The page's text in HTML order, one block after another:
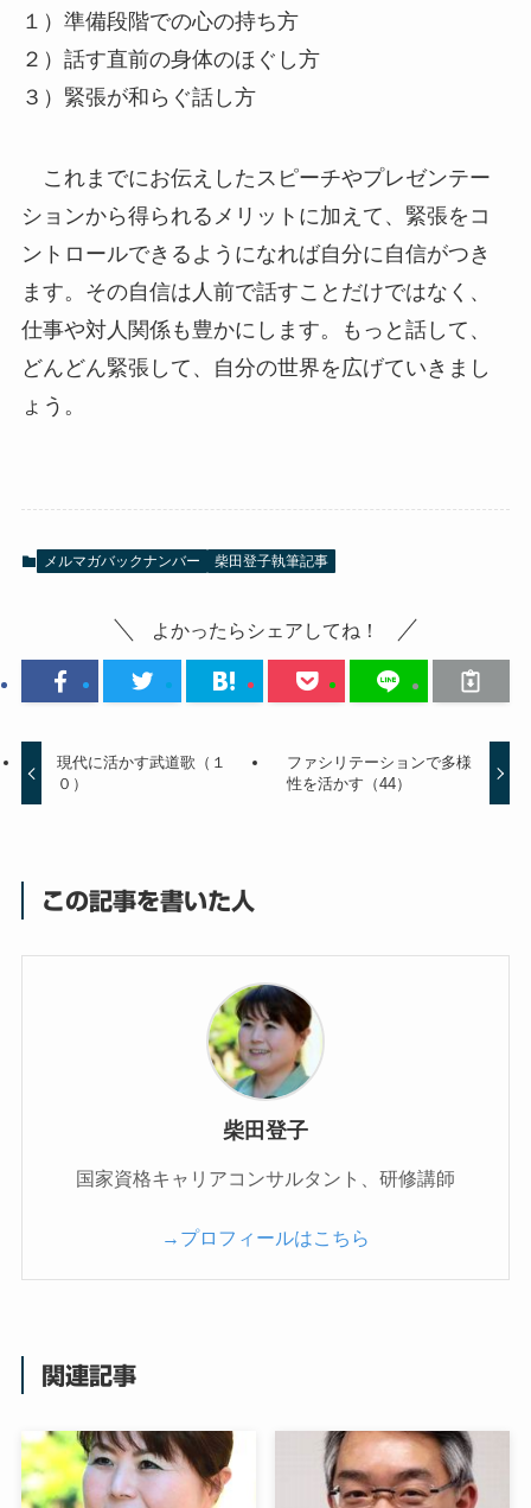
１）準備段階での心の持ち方
２）話す直前の身体のほぐし方
３）緊張が和らぐ話し方
これまでにお伝えしたスピーチやプレゼンテー
ションから得られるメリットに加えて、緊張をコ
ントロールできるようになれば自分に自信がつき
ます。その自信は人前で話すことだけではなく、
仕事や対人関係も豊かにします。もっと話して、
どんどん緊張して、自分の世界を広げていきまし
ょう。
メルマガバックナンバー 柴田登子執筆記事
よかったらシェアしてね！
現代に活かす武道歌（１
０）
ファシリテーションで多様
性を活かす（44）
この記事を書いた人
柴田登子
国家資格キャリアコンサルタント、研修講師
→プロフィールはこちら
関連記事